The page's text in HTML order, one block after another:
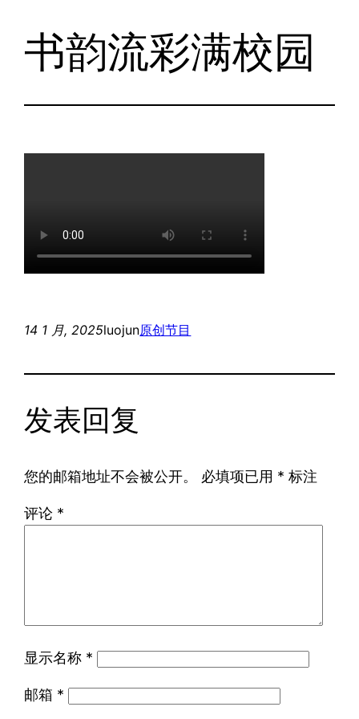
书韵流彩满校园
14 1 月, 2025luojun原创节目
发表回复
您的邮箱地址不会被公开。 必填项已用 * 标注
评论 *
显示名称 *
邮箱 *